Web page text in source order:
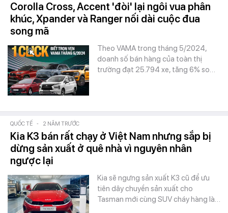
Corolla Cross, Accent 'đòi' lại ngôi vua phân
khúc, Xpander và Ranger nối dài cuộc đua
song mã
Theo VAMA trong tháng 5/2024,
doanh số bán hàng của toàn thị
trường đạt 25.794 xe, tăng 6% so…
QUỐC TẾ - 2 NĂM TRƯỚC
Kia K3 bán rất chạy ở Việt Nam nhưng sắp bị
dừng sản xuất ở quê nhà vì nguyên nhân
ngược lại
Kia sẽ ngưng sản xuất K3 cũ để ưu
tiên dây chuyền sản xuất cho
Tasman mới cùng SUV cháy hàng là…